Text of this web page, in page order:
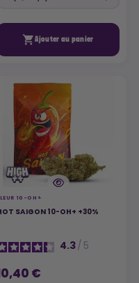
Ajouter au panier
10-OH+
SAIGON 10-OH+ +30%
4.3/ 5
€